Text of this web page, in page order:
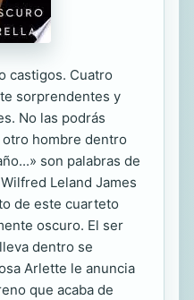
castigos. Cuatro
sorprendentes y
No las podrás
hombre dentro
son palabras de
Leland James
de este cuarteto
oscuro. El ser
dentro se
Arlette le anuncia
que acaba de